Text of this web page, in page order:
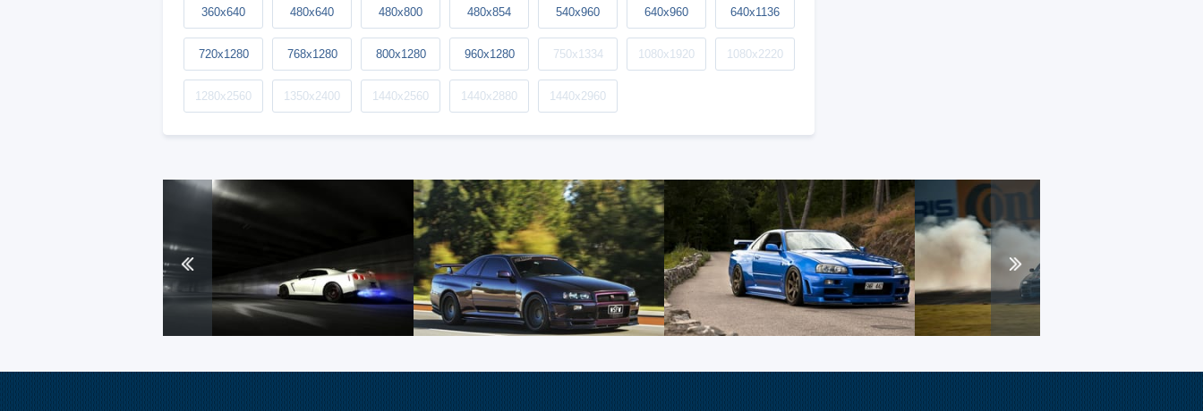
360x640 480x640 480x800 480x854 540x960 640x960 640x1136
720x1280 768x1280 800x1280 960x1280 750x1334 1080x1920 1080x2220
1280x2560 1350x2400 1440x2560 1440x2880 1440x2960